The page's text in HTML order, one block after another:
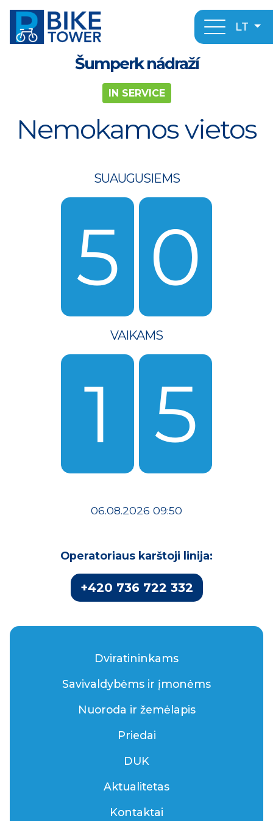
LT
Šumperk nádraží
IN SERVICE
Nemokamos vietos
SUAUGUSIEMS
5 0
VAIKAMS
1 5
06.08.2026 09:50
Operatoriaus karštoji linija:
+420 736 722 332
Dviratininkams
Savivaldybėms ir įmonėms
Nuoroda ir žemėlapis
Priedai
DUK
Aktualitetas
Kontaktai